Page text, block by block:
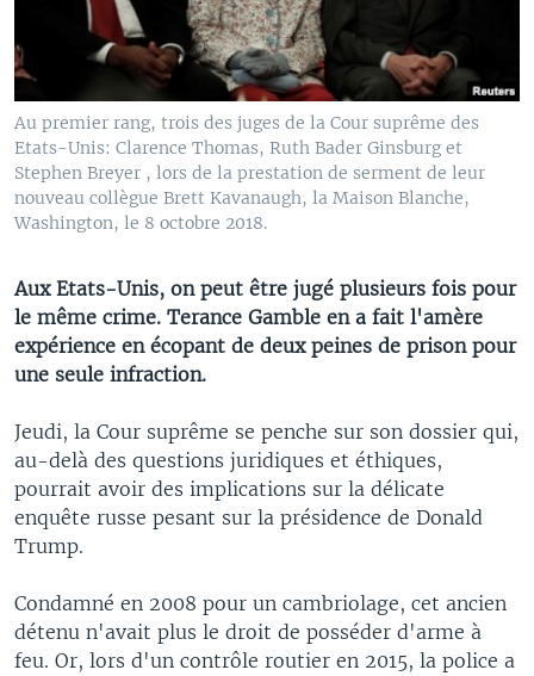
Au premier rang, trois des juges de la Cour suprême des
Etats-Unis: Clarence Thomas, Ruth Bader Ginsburg et
Stephen Breyer , lors de la prestation de serment de leur
nouveau collègue Brett Kavanaugh, la Maison Blanche,
Washington, le 8 octobre 2018.
Aux Etats-Unis, on peut être jugé plusieurs fois pour
le même crime. Terance Gamble en a fait l'amère
expérience en écopant de deux peines de prison pour
une seule infraction.
Jeudi, la Cour suprême se penche sur son dossier qui,
au-delà des questions juridiques et éthiques,
pourrait avoir des implications sur la délicate
enquête russe pesant sur la présidence de Donald
Trump.
Condamné en 2008 pour un cambriolage, cet ancien
détenu n'avait plus le droit de posséder d'arme à
feu. Or, lors d'un contrôle routier en 2015, la police a